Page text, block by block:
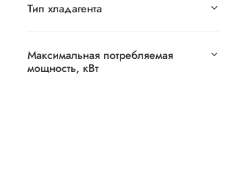
Тип хладагента
Максимальная потребляемая
мощность, кВт